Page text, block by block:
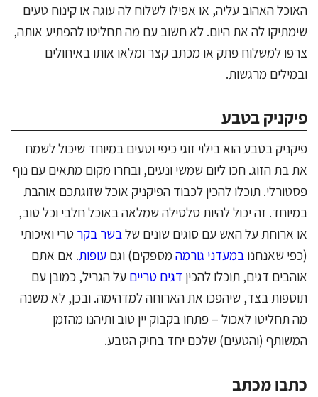
האוכל האהוב עליה, או אפילו לשלוח לה עוגה או קינוח טעים
שימתיקו לה את היום. לא חשוב עם מה תחליטו להפתיע אותה,
צרפו למשלוח פתק או מכתב קצר ומלאו אותו באיחולים
ובמילים מרגשות.
פיקניק בטבע
פיקניק בטבע הוא בילוי זוגי כיפי וטעים במיוחד שיכול לשמח
את בת הזוג. חכו ליום שמשי ונעים, ובחרו מקום מתאים עם נוף
פסטורלי. תוכלו להכין לכבוד הפיקניק אוכל שזוגתכם אוהבת
במיוחד. זה יכול להיות סלסילה שמלאה באוכל חלבי וכל טוב,
או ארוחת על האש עם סוגים שונים שלבשר בקר טרי ואיכותי
(כפי שאנחנו במעדני גורמה מספקים) וגם עופות. אם אתם
אוהבים דגים, תוכלו להכין דגים טריים על הגריל, כמובן עם
תוספות בצד, שיהפכו את הארוחה למדהימה. ובכן, לא משנה
מה תחליטו לאכול – פתחו בקבוק יין טוב ותיהנו מהזמן
המשותף (והטעים) שלכם יחד בחיק הטבע.
כתבו מכתב